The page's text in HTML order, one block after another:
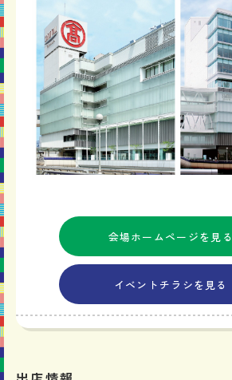
会場ホームページを見る
イベントチラシを見る